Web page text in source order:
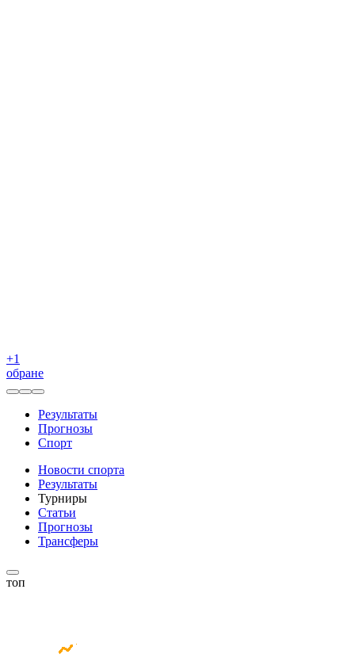
+1
обране
Результаты
Прогнозы
Спорт
Новости спорта
Результаты
Турниры
Статьи
Прогнозы
Трансферы
топ